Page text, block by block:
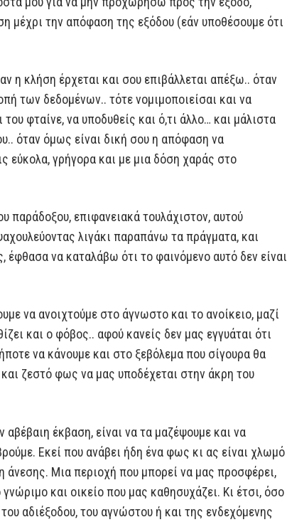
μέχρι την απόφαση της εξόδου (εάν υποθέσουμε ότι
η κλήση έρχεται και σου επιβάλλεται απέξω.. όταν
των δεδομένων.. τότε νομιμοποιείσαι και να
φταίνε, να υποδυθείς και ό,τι άλλο… και μάλιστα
όταν όμως είναι δική σου η απόφαση να
εύκολα, γρήγορα και με μια δόση χαράς στο
παράδοξου, επιφανειακά τουλάχιστον, αυτού
λιγάκι παραπάνω τα πράγματα, και
έφθασα να καταλάβω ότι το φαινόμενο αυτό δεν είναι
να ανοιχτούμε στο άγνωστο και το ανοίκειο, μαζί
και ο φόβος.. αφού κανείς δεν μας εγγυάται ότι
να κάνουμε και στο ξεβόλεμα που σίγουρα θα
ζεστό φως να μας υποδέχεται στην άκρη του
έκβαση, είναι να τα μαζέψουμε και να
Εκεί που ανάβει ήδη ένα φως κι ας είναι χλωμό
άνεσης. Μια περιοχή που μπορεί να μας προσφέρει,
και οικείο που μας καθησυχάζει. Κι έτσι, όσο
αδιέξοδου, του αγνώστου ή και της ενδεχόμενης